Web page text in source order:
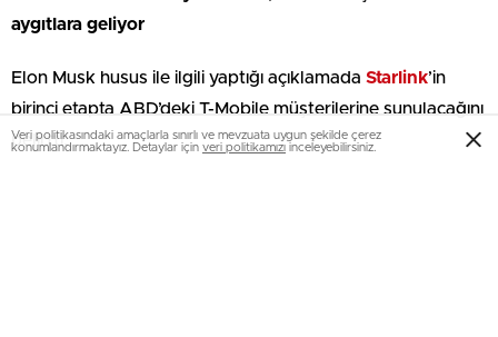
aygıtlara geliyor
Elon Musk husus ile ilgili yaptığı açıklamada Starlink’in
birinci etapta ABD’deki T-Mobile müşterilerine sunulacağını
belirtti.
Veri politikasındaki amaçlarla sınırlı ve mevzuata uygun şekilde çerez
konumlandırmaktayız. Detaylar için veri politikamızı inceleyebilirsiniz.